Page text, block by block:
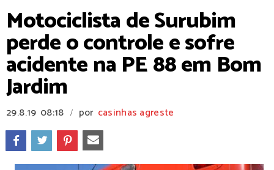
Motociclista de Surubim
perde o controle e sofre
acidente na PE 88 em Bom
Jardim
29.8.19 08:18 / por casinhas agreste